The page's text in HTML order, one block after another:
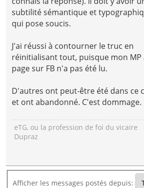
subtilité sémantique et
qui pose soucis.
J'ai réussi à contourner le truc en
réinitialisant tout, puisque mon MP
page sur FB n'a pas été lu.
D'autres ont peut-être été dans ce
et ont abandonné. C'est dommage.
eTG, ou la profession de foi du vicaire
Dupraz
Afficher les messages postés depuis: